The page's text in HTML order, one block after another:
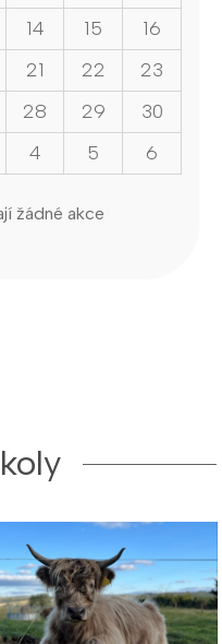
14 15
16
21 22
23
28 29
30
4 5 6
žádné akce